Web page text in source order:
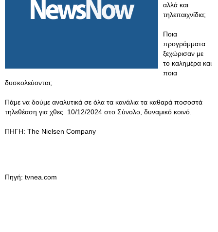
αλλά και
τηλεπαιχνίδια;
Ποια
προγράμματα
ξεχώρισαν με
το καλημέρα και
ποια
δυσκολεύονται;
Πάμε να δούμε αναλυτικά σε όλα τα κανάλια τα καθαρά ποσοστά
τηλεθέαση για χθες 10/12/2024 στο Σύνολο, δυναμικό κοινό.
ΠΗΓΗ: The Nielsen Company
Πηγή: tvnea.com